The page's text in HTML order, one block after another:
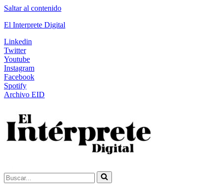
Saltar al contenido
El Interprete Digital
Linkedin
Twitter
Youtube
Instagram
Facebook
Spotify
Archivo EID
Buscar...